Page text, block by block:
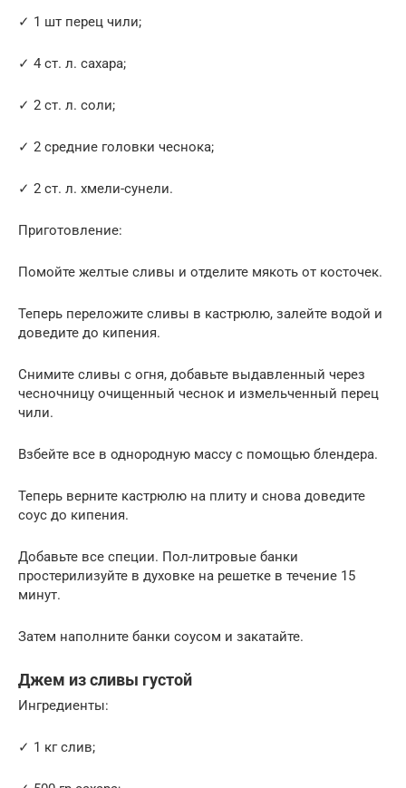
✓ 1 шт перец чили;
✓ 4 ст. л. сахара;
✓ 2 ст. л. соли;
✓ 2 средние головки чеснока;
✓ 2 ст. л. хмели-сунели.
Приготовление:
Помойте желтые сливы и отделите мякоть от косточек.
Теперь переложите сливы в кастрюлю, залейте водой и
доведите до кипения.
Снимите сливы с огня, добавьте выдавленный через
чесночницу очищенный чеснок и измельченный перец
чили.
Взбейте все в однородную массу с помощью блендера.
Теперь верните кастрюлю на плиту и снова доведите
соус до кипения.
Добавьте все специи. Пол-литровые банки
простерилизуйте в духовке на решетке в течение 15
минут.
Затем наполните банки соусом и закатайте.
Джем из сливы густой
Ингредиенты:
✓ 1 кг слив;